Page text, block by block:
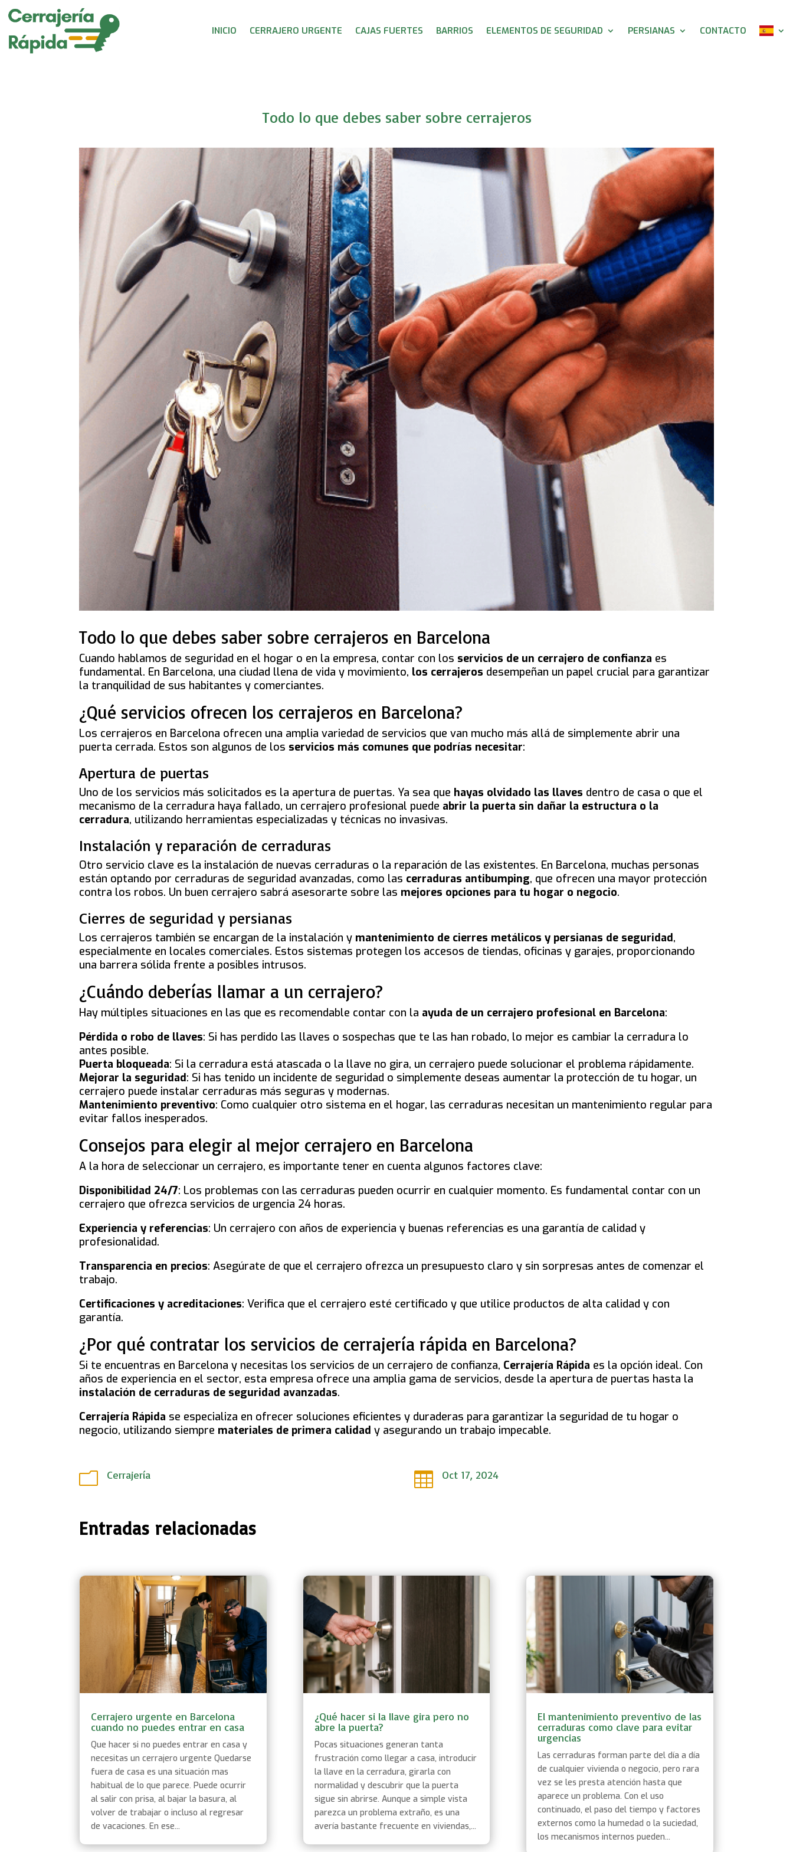
INICIO CERRAJERO URGENTE CAJAS FUERTES BARRIOS ELEMENTOS DE SEGURIDAD PERSIANAS CONTACTO
Todo lo que debes saber sobre cerrajeros
Todo lo que debes saber sobre cerrajeros en Barcelona
Cuando hablamos de seguridad en el hogar o en la empresa, contar con los servicios de un cerrajero de confianza es
fundamental. En Barcelona, una ciudad llena de vida y movimiento, los cerrajeros desempeñan un papel crucial para garantizar
la tranquilidad de sus habitantes y comerciantes.
¿Qué servicios ofrecen los cerrajeros en Barcelona?
Los cerrajeros en Barcelona ofrecen una amplia variedad de servicios que van mucho más allá de simplemente abrir una
puerta cerrada. Estos son algunos de los servicios más comunes que podrías necesitar:
Apertura de puertas
Uno de los servicios más solicitados es la apertura de puertas. Ya sea que hayas olvidado las llaves dentro de casa o que el
mecanismo de la cerradura haya fallado, un cerrajero profesional puede abrir la puerta sin dañar la estructura o la
cerradura, utilizando herramientas especializadas y técnicas no invasivas.
Instalación y reparación de cerraduras
Otro servicio clave es la instalación de nuevas cerraduras o la reparación de las existentes. En Barcelona, muchas personas
están optando por cerraduras de seguridad avanzadas, como las cerraduras antibumping, que ofrecen una mayor protección
contra los robos. Un buen cerrajero sabrá asesorarte sobre las mejores opciones para tu hogar o negocio.
Cierres de seguridad y persianas
Los cerrajeros también se encargan de la instalación y mantenimiento de cierres metálicos y persianas de seguridad,
especialmente en locales comerciales. Estos sistemas protegen los accesos de tiendas, oficinas y garajes, proporcionando
una barrera sólida frente a posibles intrusos.
¿Cuándo deberías llamar a un cerrajero?
Hay múltiples situaciones en las que es recomendable contar con la ayuda de un cerrajero profesional en Barcelona:
Pérdida o robo de llaves: Si has perdido las llaves o sospechas que te las han robado, lo mejor es cambiar la cerradura lo
antes posible.
Puerta bloqueada: Si la cerradura está atascada o la llave no gira, un cerrajero puede solucionar el problema rápidamente.
Mejorar la seguridad: Si has tenido un incidente de seguridad o simplemente deseas aumentar la protección de tu hogar, un
cerrajero puede instalar cerraduras más seguras y modernas.
Mantenimiento preventivo: Como cualquier otro sistema en el hogar, las cerraduras necesitan un mantenimiento regular para
evitar fallos inesperados.
Consejos para elegir al mejor cerrajero en Barcelona
A la hora de seleccionar un cerrajero, es importante tener en cuenta algunos factores clave:
Disponibilidad 24/7: Los problemas con las cerraduras pueden ocurrir en cualquier momento. Es fundamental contar con un
cerrajero que ofrezca servicios de urgencia 24 horas.
Experiencia y referencias: Un cerrajero con años de experiencia y buenas referencias es una garantía de calidad y
profesionalidad.
Transparencia en precios: Asegúrate de que el cerrajero ofrezca un presupuesto claro y sin sorpresas antes de comenzar el
trabajo.
Certificaciones y acreditaciones: Verifica que el cerrajero esté certificado y que utilice productos de alta calidad y con
garantía.
¿Por qué contratar los servicios de cerrajería rápida en Barcelona?
Si te encuentras en Barcelona y necesitas los servicios de un cerrajero de confianza, Cerrajería Rápida es la opción ideal. Con
años de experiencia en el sector, esta empresa ofrece una amplia gama de servicios, desde la apertura de puertas hasta la
instalación de cerraduras de seguridad avanzadas.
Cerrajería Rápida se especializa en ofrecer soluciones eficientes y duraderas para garantizar la seguridad de tu hogar o
negocio, utilizando siempre materiales de primera calidad y asegurando un trabajo impecable.
m Cerrajería  Oct 17, 2024
Entradas relacionadas
Cerrajero urgente en Barcelona
cuando no puedes entrar en casa
Que hacer si no puedes entrar en casa y
necesitas un cerrajero urgente Quedarse
fuera de casa es una situación mas
habitual de lo que parece. Puede ocurrir
al salir con prisa, al bajar la basura, al
volver de trabajar o incluso al regresar
de vacaciones. En ese...
¿Qué hacer si la llave gira pero no
abre la puerta?
Pocas situaciones generan tanta
frustración como llegar a casa, introducir
la llave en la cerradura, girarla con
normalidad y descubrir que la puerta
sigue sin abrirse. Aunque a simple vista
parezca un problema extraño, es una
avería bastante frecuente en viviendas,...
El mantenimiento preventivo de las
cerraduras como clave para evitar
urgencias
Las cerraduras forman parte del día a día
de cualquier vivienda o negocio, pero rara
vez se les presta atención hasta que
aparece un problema. Con el uso
continuado, el paso del tiempo y factores
externos como la humedad o la suciedad,
los mecanismos internos pueden...